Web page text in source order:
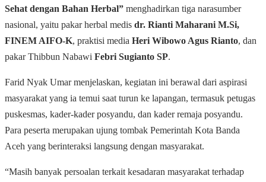
Sehat dengan Bahan Herbal” menghadirkan tiga narasumber
nasional, yaitu pakar herbal medis dr. Rianti Maharani M.Si,
FINEM AIFO-K, praktisi media Heri Wibowo Agus Rianto, dan
pakar Thibbun Nabawi Febri Sugianto SP.
Farid Nyak Umar menjelaskan, kegiatan ini berawal dari aspirasi
masyarakat yang ia temui saat turun ke lapangan, termasuk petugas
puskesmas, kader-kader posyandu, dan kader remaja posyandu.
Para peserta merupakan ujung tombak Pemerintah Kota Banda
Aceh yang berinteraksi langsung dengan masyarakat.
“Masih banyak persoalan terkait kesadaran masyarakat terhadap